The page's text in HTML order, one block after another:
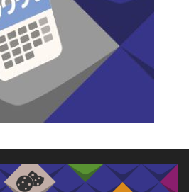
2026, 16.00 - 19.00 Uhr